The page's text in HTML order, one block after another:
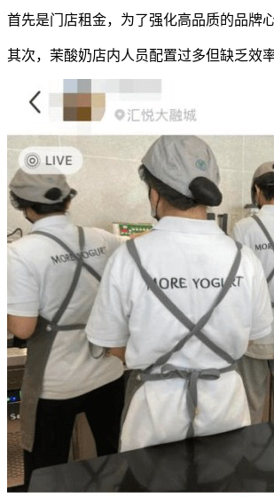
首先是门店租金，为了强化高品质的品牌
其次，茉酸奶店内人员配置过多但缺乏效